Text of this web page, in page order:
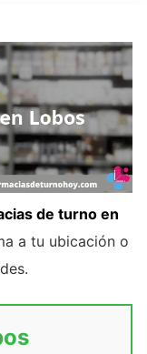
de turno en
a tu ubicación o